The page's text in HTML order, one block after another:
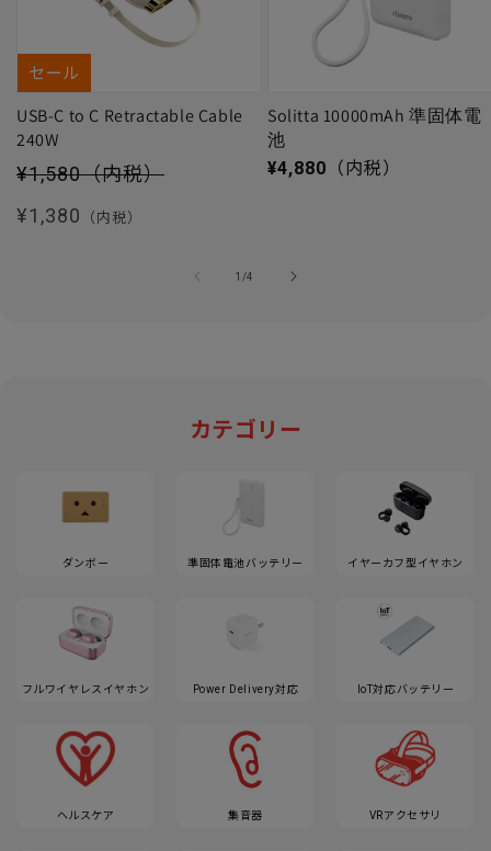
セール
USB-C to C Retractable Cable
240W
セール価格
¥1,580（内税）
通常価格
¥1,380 （内税）
Solitta 10000mAh 準固体電
池
通常価格
¥4,880 （内税）
1 /
の4
カテゴリー
ダンボー 準固体電池バッテリー イヤーカフ型イヤホン
フルワイヤレスイヤホン Power Delivery対応 IoT対応バッテリー
ヘルスケア 集音器 VRアクセサリ